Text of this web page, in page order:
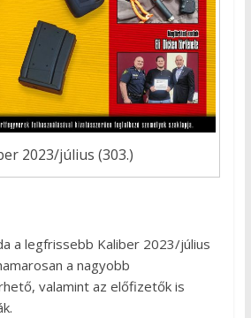
2023/július (303.)
a legfrissebb Kaliber 2023/július
a nagyobb
valamint az előfizetők is